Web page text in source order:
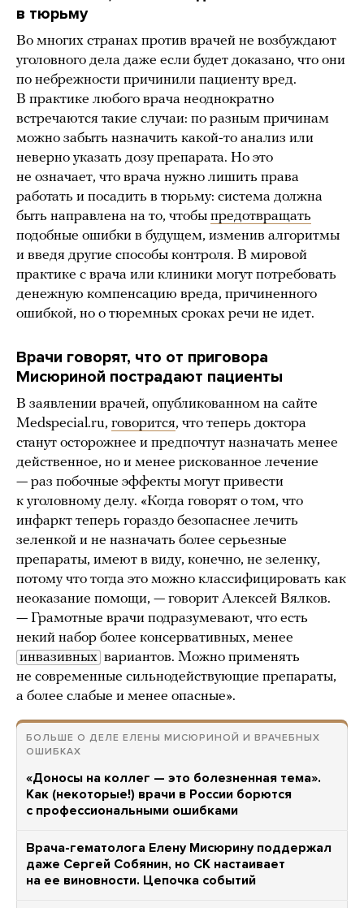
в тюрьму
Во многих странах против врачей не возбуждают
уголовного дела даже если будет доказано, что они
по небрежности причинили пациенту вред.
В практике любого врача неоднократно
встречаются такие случаи: по разным причинам
можно забыть назначить какой-то анализ или
неверно указать дозу препарата. Но это
не означает, что врача нужно лишить права
работать и посадить в тюрьму: система должна
быть направлена на то, чтобы предотвращать
подобные ошибки в будущем, изменив алгоритмы
и введя другие способы контроля. В мировой
практике с врача или клиники могут потребовать
денежную компенсацию вреда, причиненного
ошибкой, но о тюремных сроках речи не идет.
Врачи говорят, что от приговора
Мисюриной пострадают пациенты
В заявлении врачей, опубликованном на сайте
Medspecial.ru, говорится, что теперь доктора
станут осторожнее и предпочтут назначать менее
действенное, но и менее рискованное лечение
— раз побочные эффекты могут привести
к уголовному делу. «Когда говорят о том, что
инфаркт теперь гораздо безопаснее лечить
зеленкой и не назначать более серьезные
препараты, имеют в виду, конечно, не зеленку,
потому что тогда это можно классифицировать как
неоказание помощи, — говорит Алексей Вялков.
— Грамотные врачи подразумевают, что есть
некий набор более консервативных, менее
инвазивных вариантов. Можно применять
не современные сильнодействующие препараты,
а более слабые и менее опасные».
БОЛЬШЕ О ДЕЛЕ ЕЛЕНЫ МИСЮРИНОЙ И ВРАЧЕБНЫХ
ОШИБКАХ
«Доносы на коллег — это болезненная тема».
Как (некоторые!) врачи в России борются
с профессиональными ошибками
Врача-гематолога Елену Мисюрину поддержал
даже Сергей Собянин, но СК настаивает
на ее виновности. Цепочка событий